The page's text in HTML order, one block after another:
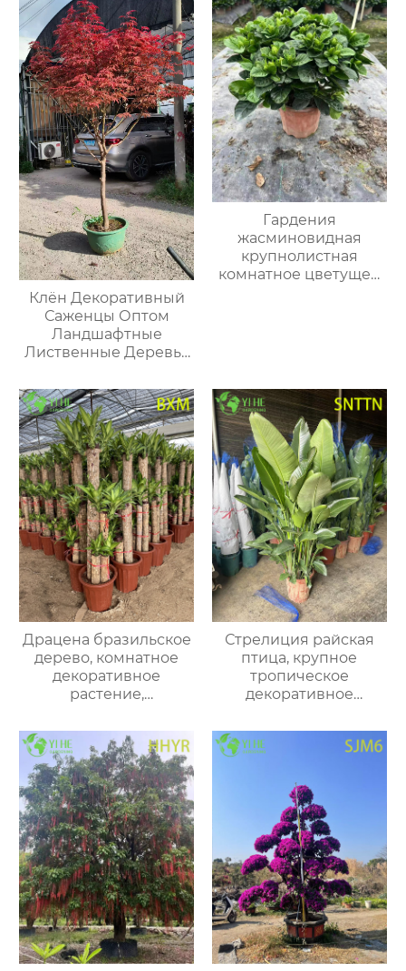
Клён Декоративный
Саженцы Оптом
Ландшафтные
Лиственные Деревья
Гардения
жасминовидная
крупнолистная
комнатное цветущее
Драцена бразильское
дерево, комнатное
декоративное
растение,
вечнозеленое
растение для офиса и
дома
Стрелиция райская
птица, крупное
тропическое
декоративное
цветок для офиса и